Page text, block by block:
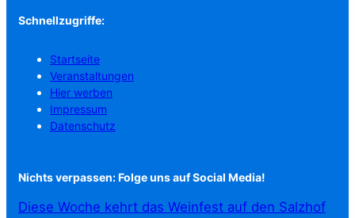
Schnellzugriffe:
Startseite
Veranstaltungen
Hier werben
Impressum
Datenschutz
Nichts verpassen: Folge uns auf Social Media!
Diese Woche kehrt das Weinfest auf den Salzhof